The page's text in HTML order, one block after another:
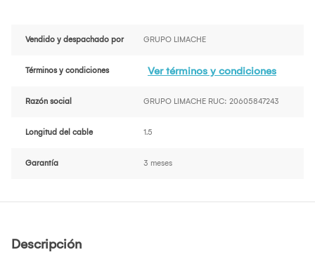
Vendido y despachado por GRUPO LIMACHE
Términos y condiciones Ver términos y condiciones
Razón social GRUPO LIMACHE RUC: 20605847243
Longitud del cable 1.5
Garantía 3 meses
Descripción